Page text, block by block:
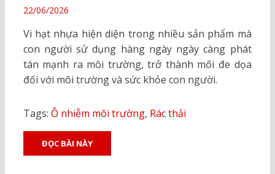
POSTED
22/06/2026
Vi hạt nhựa hiện diện trong nhiều sản phẩm mà
con người sử dụng hàng ngày ngày càng phát
tán mạnh ra môi trường, trở thành mối đe dọa
đối với môi trường và sức khỏe con người.
Tags: Ô nhiễm môi trường, Rác thải
ĐỌC BÀI NÀY